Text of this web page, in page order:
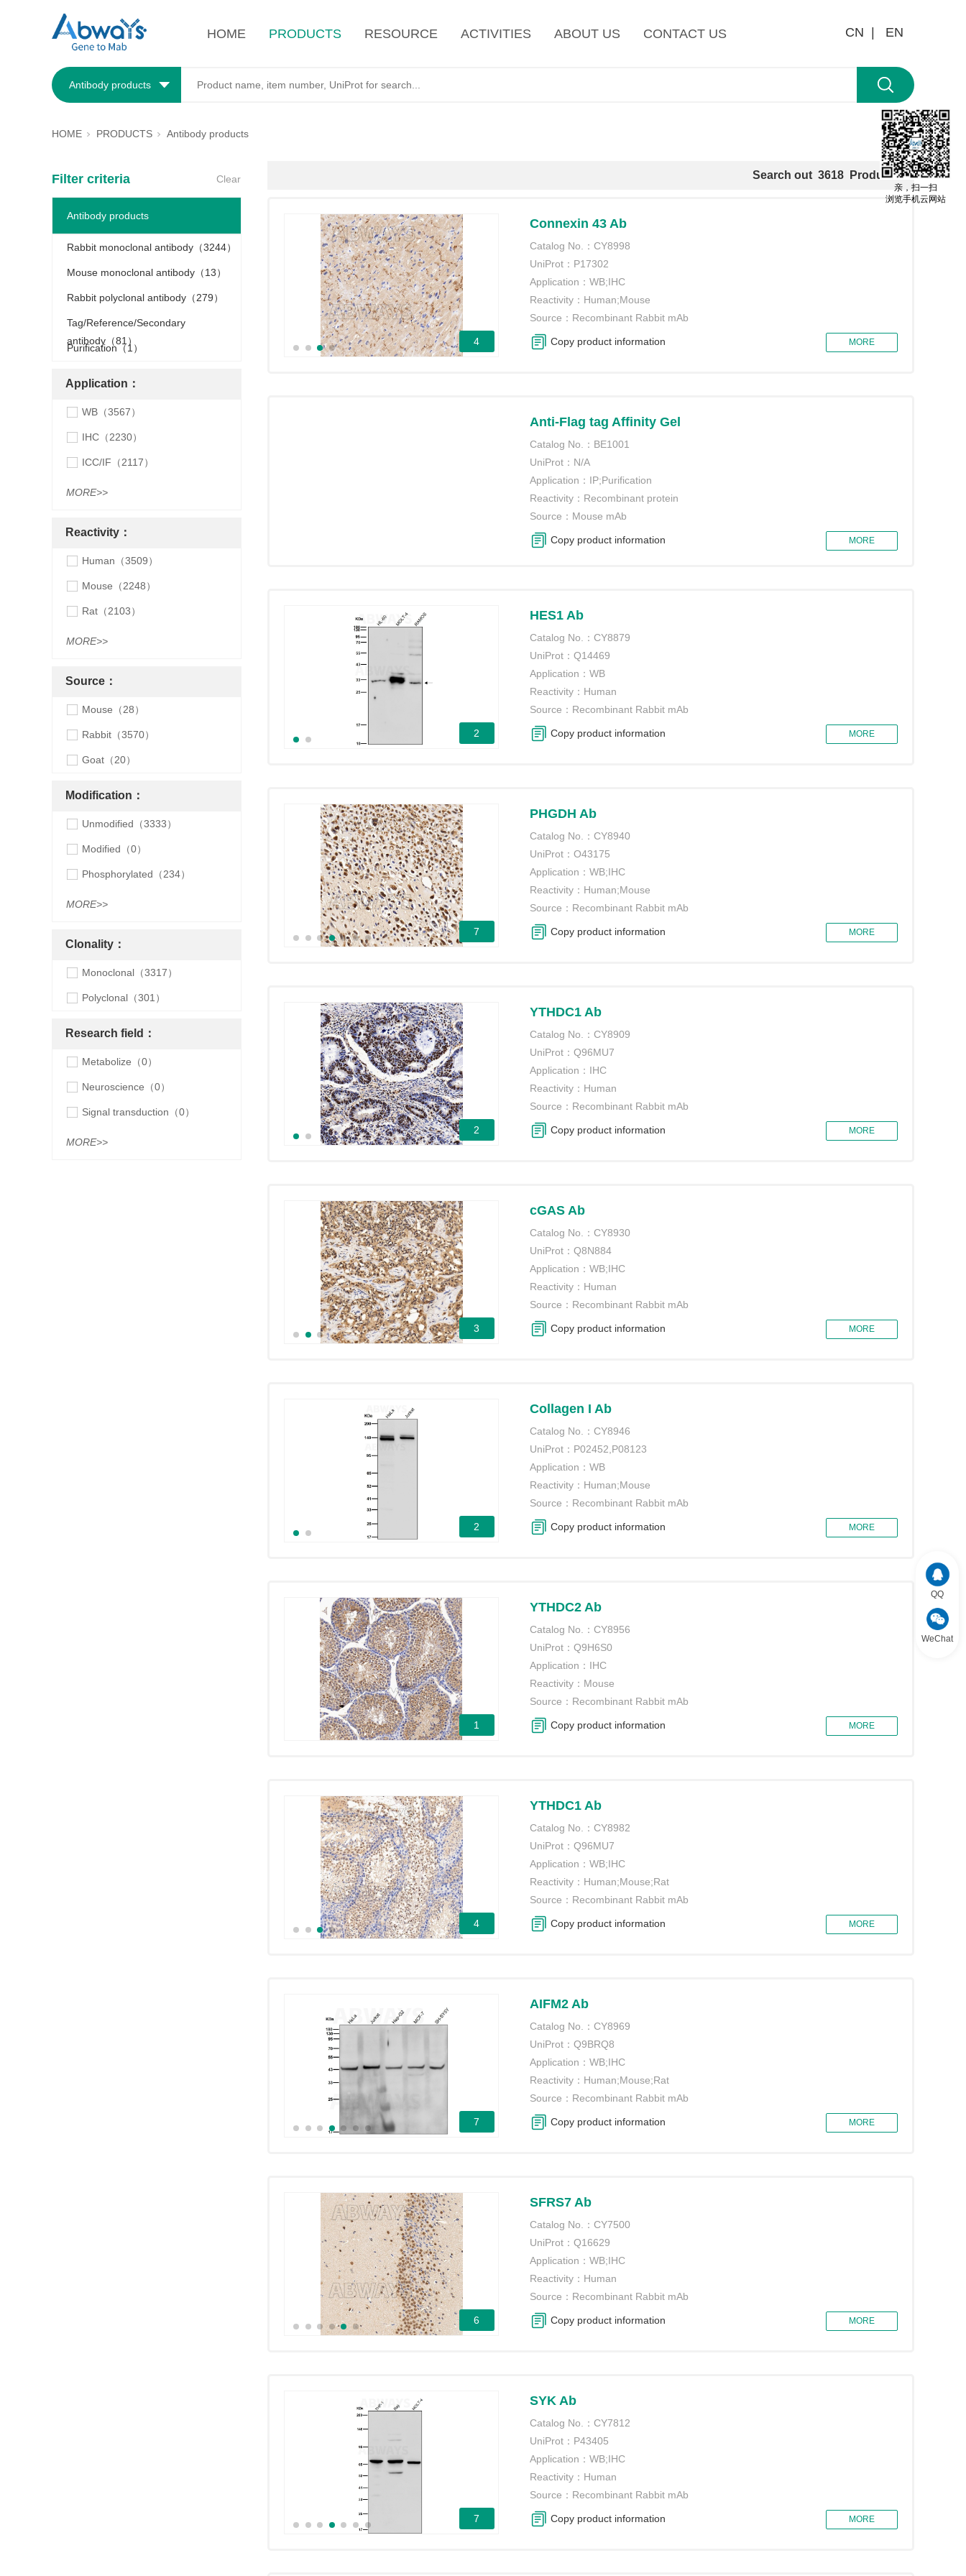
HOME PRODUCTS RESOURCE ACTIVITIES ABOUT US CONTACT US CN | EN
Antibody products
HOME PRODUCTS Antibody products
Filter criteria Clear Products
3618
Search out
Antibody products
Rabbit monoclonal antibody（3244）
Mouse monoclonal antibody（13）
Rabbit polyclonal antibody（279）
Tag/Reference/Secondary
antibody（81）
Purification（1）
Application：
WB（3567）
IHC（2230）
ICC/IF（2117）
MORE>>
Reactivity：
Human（3509）
Mouse（2248）
Rat（2103）
MORE>>
Source：
Mouse（28）
Rabbit（3570）
Goat（20）
Modification：
Unmodified（3333）
Modified（0）
Phosphorylated（234）
MORE>>
Clonality：
Monoclonal（3317）
Polyclonal（301）
Research field：
Metabolize（0）
Neuroscience（0）
Signal transduction（0）
MORE>>
4
Connexin 43 Ab
Catalog No.： CY8998
UniProt： P17302
Application： WB;IHC
Reactivity： Human;Mouse
Source： Recombinant Rabbit mAb
Copy product information MORE
Anti-Flag tag Affinity Gel
Catalog No.： BE1001
UniProt： N/A
Application： IP;Purification
Reactivity： Recombinant protein
Source： Mouse mAb
Copy product information MORE
2
HES1 Ab
Catalog No.： CY8879
UniProt： Q14469
Application： WB
Reactivity： Human
Source： Recombinant Rabbit mAb
Copy product information MORE
7
PHGDH Ab
Catalog No.： CY8940
UniProt： O43175
Application： WB;IHC
Reactivity： Human;Mouse
Source： Recombinant Rabbit mAb
Copy product information MORE
2
YTHDC1 Ab
Catalog No.： CY8909
UniProt： Q96MU7
Application： IHC
Reactivity： Human
Source： Recombinant Rabbit mAb
Copy product information MORE
3
cGAS Ab
Catalog No.： CY8930
UniProt： Q8N884
Application： WB;IHC
Reactivity： Human
Source： Recombinant Rabbit mAb
Copy product information MORE
2
Collagen I Ab
Catalog No.： CY8946
UniProt： P02452 P08123
Application： WB
Reactivity： Human;Mouse
Source： Recombinant Rabbit mAb
Copy product information MORE
1
YTHDC2 Ab
Catalog No.： CY8956
UniProt： Q9H6S0
Application： IHC
Reactivity： Mouse
Source： Recombinant Rabbit mAb
Copy product information MORE
4
YTHDC1 Ab
Catalog No.： CY8982
UniProt： Q96MU7
Application： WB;IHC
Reactivity： Human;Mouse;Rat
Source： Recombinant Rabbit mAb
Copy product information MORE
7
AIFM2 Ab
Catalog No.： CY8969
UniProt： Q9BRQ8
Application： WB;IHC
Reactivity： Human;Mouse;Rat
Source： Recombinant Rabbit mAb
Copy product information MORE
6
SFRS7 Ab
Catalog No.： CY7500
UniProt： Q16629
Application： WB;IHC
Reactivity： Human
Source： Recombinant Rabbit mAb
Copy product information MORE
7
SYK Ab
Catalog No.： CY7812
UniProt： P43405
Application： WB;IHC
Reactivity： Human
Source： Recombinant Rabbit mAb
Copy product information MORE
QQ
WeChat
亲，扫一扫
浏览手机云网站